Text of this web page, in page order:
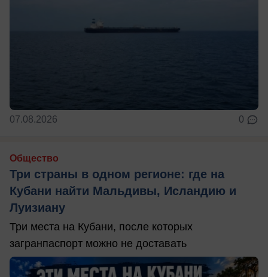
07.08.2026 0
Общество
Три страны в одном регионе: где на
Кубани найти Мальдивы, Исландию и
Луизиану
Три места на Кубани, после которых
загранпаспорт можно не доставать